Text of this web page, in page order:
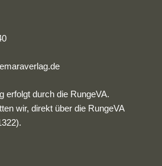
erfolgt durch die RungeVA.
wir, direkt über die RungeVA